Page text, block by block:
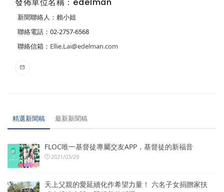
新聞聯絡人：賴小姐
聯絡電話：02-2757-6568
聯絡信箱： Ellie.Lai@edelman.com
精選新聞稿 最新新聞稿
FLOC唯一基督徒專屬交友APP，基督徒的新福音
2021/03/29
天上父親的愛延續化作希望力量！ 六名子女捐贈家扶